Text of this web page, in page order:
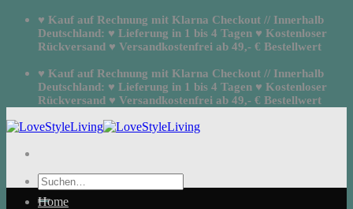
Zum
springen
♥ Kauf auf Rechnung mit Klarna Checkout // Innerhalb
Deutschland: ♥ Lieferung in 1 bis 4 Tagen ♥ Kostenloser
Rückversand ♥ Versandkostenfrei ab 49,- € Bestellwert
♥ Kauf auf Rechnung mit Klarna Checkout // Innerhalb
Deutschland: ♥ Lieferung in 1 bis 4 Tagen ♥ Kostenloser
Rückversand ♥ Versandkostenfrei ab 49,- € Bestellwert
Suchen
nach:
Home